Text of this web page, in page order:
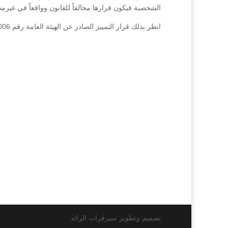
الشخصية فيكون قرارها مخالفاً للقانون وواقعاً في
انظر بذلك قرار التمييز الصادر عن الهيئة العامة رقم 3875/2006 فصل بتاريخ 25/2/2007.
تصميم وتطوير سيرفرات الرائد